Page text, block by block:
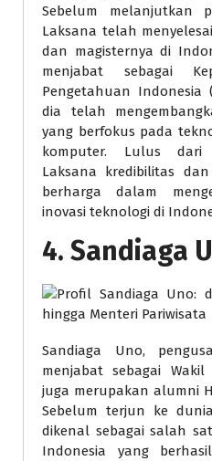
Sebelum melanjutkan
Laksana telah
dan magisternya di
menjabat sebagai
Pengetahuan Indonesia
dia telah
yang berfokus pada
komputer. Lulus dari
Laksana kredibilitas
berharga dalam
inovasi teknologi di
4. Sandiaga
Sandiaga Uno,
menjabat sebagai
juga merupakan alumni
Sebelum terjun ke
dikenal sebagai salah
Indonesia yang